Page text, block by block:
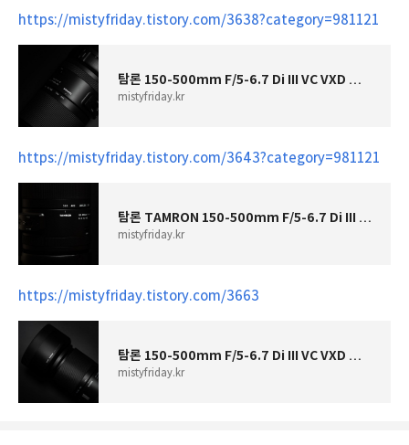
https://mistyfriday.tistory.com/3638?category=981121
탐론 150-500mm F/5-6.7 Di III VC VXD 렌즈 사용 후기 - 150mm부터 500mm까지 즐기는 초망원 렌즈
mistyfriday.kr
https://mistyfriday.tistory.com/3643?category=981121
탐론 TAMRON 150-500mm F/5-6.7 Di III VC VXD 사용 후기 - 간이 매크로 촬영 (미러리스, 망원렌즈)
mistyfriday.kr
https://mistyfriday.tistory.com/3663
탐론 150-500mm F/5-6.7 Di III VC VXD 렌즈 해상력 비교/테스트
mistyfriday.kr